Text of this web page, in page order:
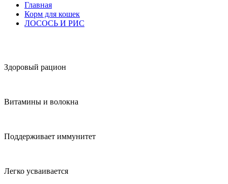
Главная
Корм для кошек
ЛОСОСЬ И РИС
Здоровый рацион
Витамины и волокна
Поддерживает иммунитет
Легко усваивается